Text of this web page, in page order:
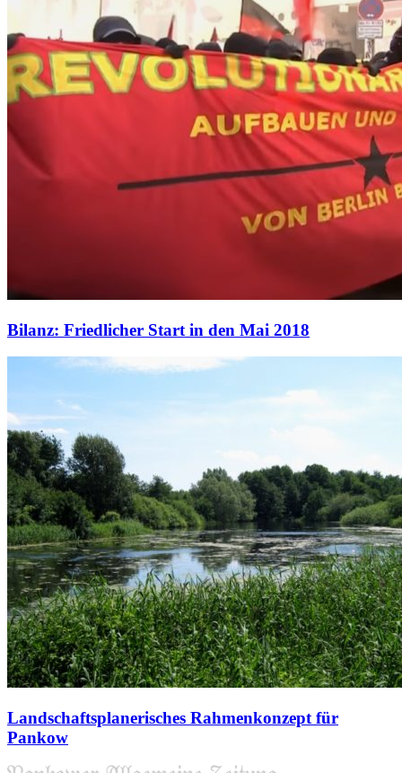
Bilanz: Friedlicher Start in den Mai 2018
Landschaftsplanerisches Rahmenkonzept für
Pankow